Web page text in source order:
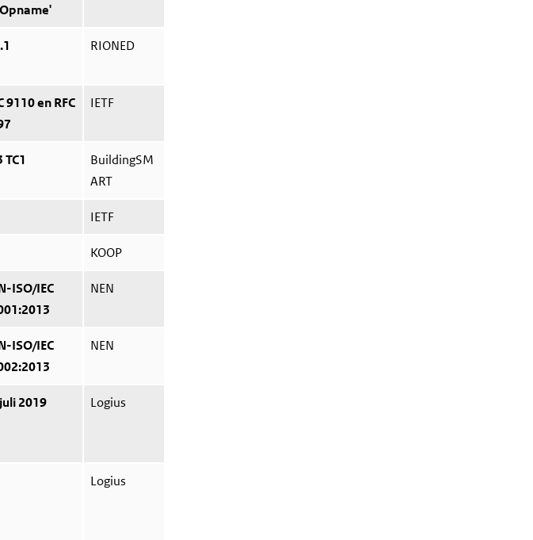
RIONED
9110 en RFC
IETF
TC1
BuildingSM
ART
IETF
KOOP
ISO/IEC
NEN
ISO/IEC
NEN
2019 Logius
Logius